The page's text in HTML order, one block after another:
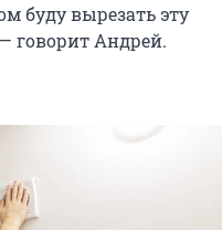
буду вырезать эту
говорит Андрей.